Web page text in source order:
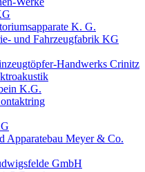
K. G.
und Fahrzeugfabrik KG
Handwerks Crinitz
K.G.
Apparatebau Meyer & Co.
GmbH